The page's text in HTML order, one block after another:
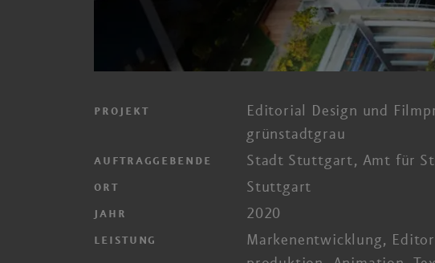
PROJEKT
Editorial Design und
grünstadtgrau
AUFTRAGGEBENDE Stadt Stuttgart, Amt für
ORT Stuttgart
JAHR 2020
LEISTUNG
Marken­entwicklung,